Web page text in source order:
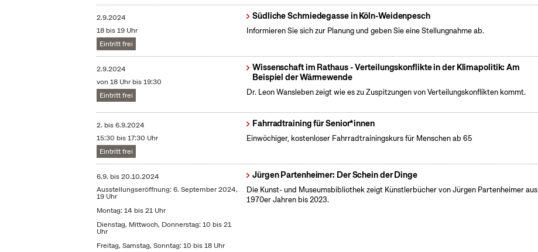
2.9.2024
18 bis 19 Uhr
Eintritt frei
Südliche Schmiedegasse in Köln-Weidenpesch
Informieren Sie sich zur Planung und geben Sie eine Stellungnahme ab.
2.9.2024
von 18 Uhr bis 19:30
Eintritt frei
Wissenschaft im Rathaus - Verteilungskonflikte in der Klimapolitik: Am
Beispiel der Wärmewende
Dr. Leon Wansleben zeigt wie es zu Zuspitzungen von Verteilungskonflikten kommt.
2. bis6.9.2024
15:30 bis 17:30 Uhr
Eintritt frei
Fahrradtraining für Senior*innen
Einwöchiger, kostenloser Fahrradtrainingskurs für Menschen ab 65
6.9. bis20.10.2024
Ausstellungseröffnung: 6. September 2024,
19 Uhr
Montag: 14 bis 21 Uhr
Dienstag, Mittwoch, Donnerstag: 10 bis 21
Uhr
Freitag, Samstag, Sonntag: 10 bis 18 Uhr
Jürgen Partenheimer: Der Schein der Dinge
Die Kunst- und Museumsbibliothek zeigt Künstlerbücher von Jürgen Partenheimer aus
1970er Jahren bis 2023.